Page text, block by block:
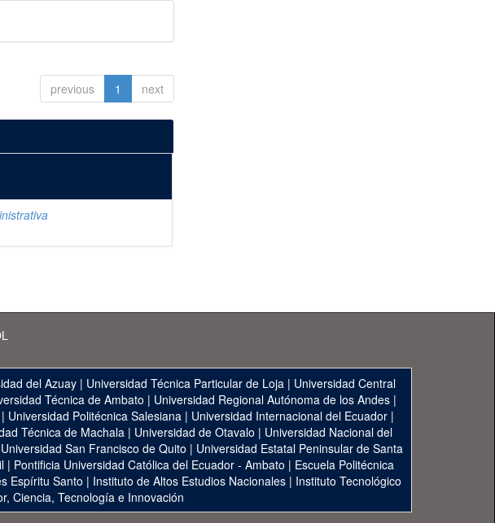
previous 1 next
del Azuay | Universidad Técnica Particular de Loja | Universidad Central
Técnica de Ambato | Universidad Regional Autónoma de los Andes|
Universidad Politécnica Salesiana| Universidad Internacional del Ecuador|
Técnica de Machala | Universidad de Otavalo | Universidad Nacional del
Universidad San Francisco de Quito | Universidad Estatal Peninsular de Santa
| Pontificia Universidad Católica del Ecuador - Ambato | Escuela Politécnica
Espíritu Santo | Instituto de Altos Estudios Nacionales | Instituto Tecnológico
Ciencia, Tecnología e Innovación